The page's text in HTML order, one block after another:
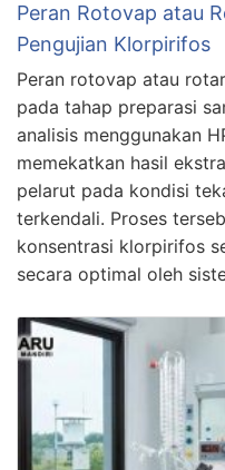
Peran Rotovap atau
Pengujian Klorpirifos
Peran rotovap atau
pada tahap preparasi
analisis menggunakan
memekatkan hasil
pelarut pada kondisi
terkendali. Proses
konsentrasi klorpirifos
secara optimal oleh